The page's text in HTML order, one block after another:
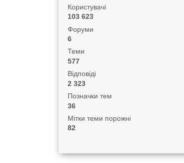
Користувачі
103 623
Форуми
6
Теми
577
Відповіді
2 323
Позначки тем
36
Мітки теми порожні
82